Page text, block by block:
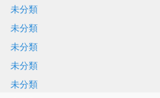
未分類
未分類
未分類
未分類
未分類